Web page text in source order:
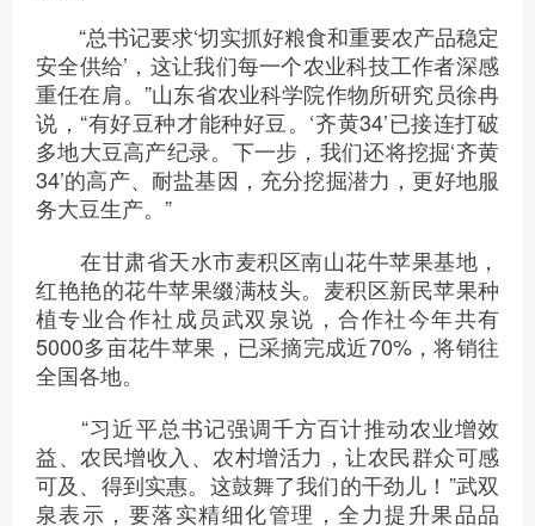
“总书记要求‘切实抓好粮食和重要农产品稳定
安全供给’，这让我们每一个农业科技工作者深感
重任在肩。”山东省农业科学院作物所研究员徐冉
说，“有好豆种才能种好豆。‘齐黄34’已接连打破
多地大豆高产纪录。下一步，我们还将挖掘‘齐黄
34’的高产、耐盐基因，充分挖掘潜力，更好地服
务大豆生产。”
在甘肃省天水市麦积区南山花牛苹果基地，
红艳艳的花牛苹果缀满枝头。麦积区新民苹果种
植专业合作社成员武双泉说，合作社今年共有
5000多亩花牛苹果，已采摘完成近70%，将销往
全国各地。
“习近平总书记强调千方百计推动农业增效
益、农民增收入、农村增活力，让农民群众可感
可及、得到实惠。这鼓舞了我们的干劲儿！”武双
泉表示，要落实精细化管理，全力提升果品品